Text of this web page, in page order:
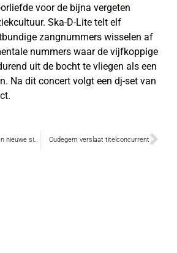
voor de bijna vergeten
Ska-D-Lite telt elf
zangnummers wisselen af
nummers waar de vijfkoppige
uit de bocht te vliegen als een
Na dit concert volgt een dj-set van
Janez Detd stelt morgen nieuwe single voor Oudegem verslaat titelconcurrent